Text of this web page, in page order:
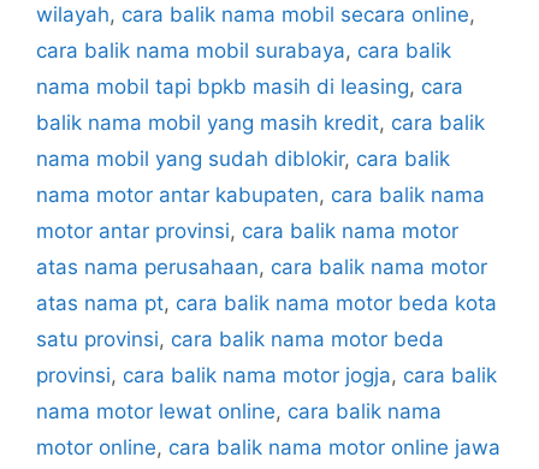
wilayah, cara balik nama mobil secara online,
cara balik nama mobil surabaya, cara balik
nama mobil tapi bpkb masih di leasing, cara
balik nama mobil yang masih kredit, cara balik
nama mobil yang sudah diblokir, cara balik
nama motor antar kabupaten, cara balik nama
motor antar provinsi, cara balik nama motor
atas nama perusahaan, cara balik nama motor
atas nama pt, cara balik nama motor beda kota
satu provinsi, cara balik nama motor beda
provinsi, cara balik nama motor jogja, cara balik
nama motor lewat online, cara balik nama
motor online, cara balik nama motor online jawa